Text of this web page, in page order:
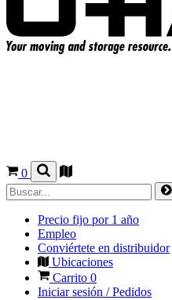
0
Precio fijo por 1 año
Empleo
Conviértete en distribuidor
Ubicaciones
Carrito 0
Iniciar sesión / Pedidos